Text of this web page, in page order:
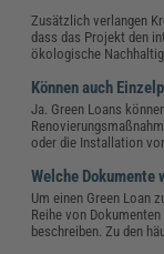
Zusätzlich verlangen
dass das Projekt den
ökologische
Können auch
Ja. Green Loans
oder die Installation
Welche Dokumente
Um einen Green Loan
Reihe von
beschreiben. Zu den